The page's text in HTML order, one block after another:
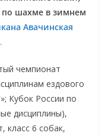
шахме в зимнем
Авачинская
.
чемпионат
ездового
Кубок России по
дисциплины),
класс 6 собак,